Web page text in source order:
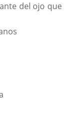
del ojo que